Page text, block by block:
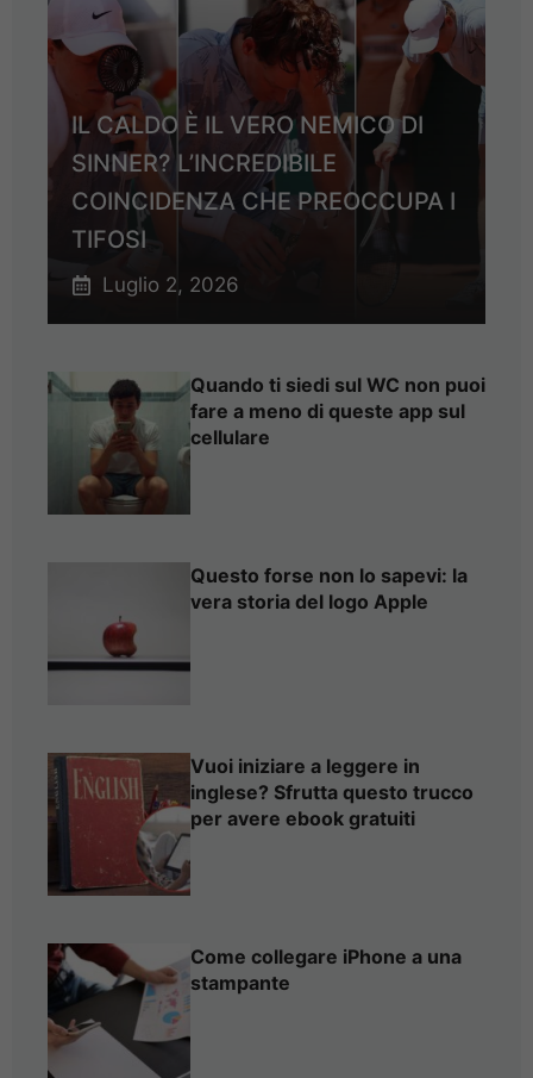
IL CALDO È IL VERO NEMICO DI
SINNER? L’INCREDIBILE
COINCIDENZA CHE PREOCCUPA I
TIFOSI
Luglio 2, 2026
Quando ti siedi sul WC non puoi
fare a meno di queste app sul
cellulare
Questo forse non lo sapevi: la
vera storia del logo Apple
Vuoi iniziare a leggere in
inglese? Sfrutta questo trucco
per avere ebook gratuiti
Come collegare iPhone a una
stampante